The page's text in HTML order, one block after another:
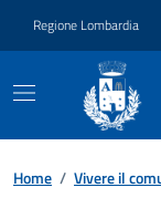
Regione Lombardia
Home / Vivere il